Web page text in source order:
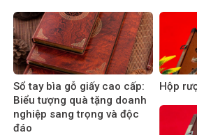
Sổ tay bìa gỗ giấy cao cấp:
Biểu tượng quà tặng doanh
nghiệp sang trọng và độc
đáo
Hộp